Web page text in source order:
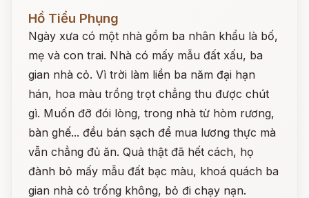
Đọc ngay
Hồ Tiểu Phụng
Ngày xưa có một nhà gồm ba nhân khẩu là bố,
mẹ và con trai. Nhà có mấy mẫu đất xấu, ba
gian nhà cỏ. Vì trời làm liền ba năm đại hạn
hán, hoa màu trồng trọt chẳng thu được chút
gì. Muốn đỡ đói lòng, trong nhà từ hòm rương,
bàn ghế... đều bán sạch để mua lương thực mà
vẫn chẳng đủ ăn. Quả thật đã hết cách, họ
đành bỏ mấy mẫu đất bạc màu, khoá quách ba
gian nhà cỏ trống không, bỏ đi chạy nạn.